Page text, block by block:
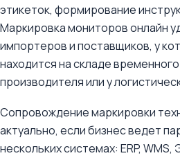
этикеток, формирование
Маркировка мониторов онлайн
импортеров и поставщиков, у
находится на складе
производителя или у
Сопровождение маркировки
актуально, если бизнес ведет
нескольких системах: ERP,